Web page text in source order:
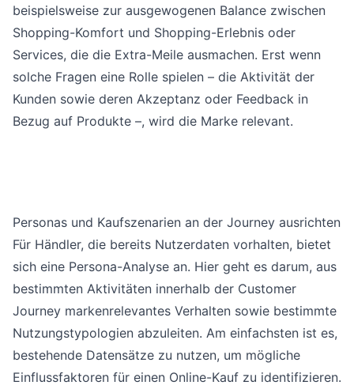
beispielsweise zur ausgewogenen Balance zwischen
Shopping-Komfort und Shopping-Erlebnis oder
Services, die die Extra-Meile ausmachen. Erst wenn
solche Fragen eine Rolle spielen – die Aktivität der
Kunden sowie deren Akzeptanz oder Feedback in
Bezug auf Produkte –, wird die Marke relevant.
Personas und Kaufszenarien an der Journey ausrichten
Für Händler, die bereits Nutzerdaten vorhalten, bietet
sich eine Persona-Analyse an. Hier geht es darum, aus
bestimmten Aktivitäten innerhalb der Customer
Journey markenrelevantes Verhalten sowie bestimmte
Nutzungstypologien abzuleiten. Am einfachsten ist es,
bestehende Datensätze zu nutzen, um mögliche
Einflussfaktoren für einen Online-Kauf zu identifizieren.